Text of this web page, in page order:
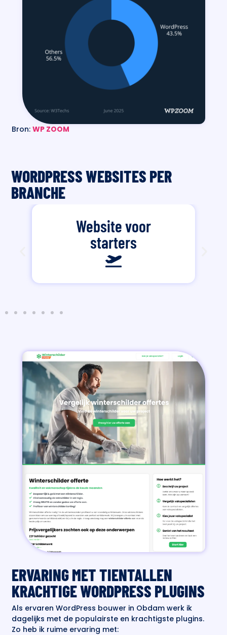
Bron:WP ZOOM
WORDPRESS WEBSITES PER
BRANCHE
Website voor
starters
ERVARING MET TIENTALLEN
KRACHTIGE WORDPRESS PLUGINS
Als ervaren WordPress bouwer in Obdam werk ik
dagelijks met de populairste en krachtigste plugins.
Zo heb ik ruime ervaring met: